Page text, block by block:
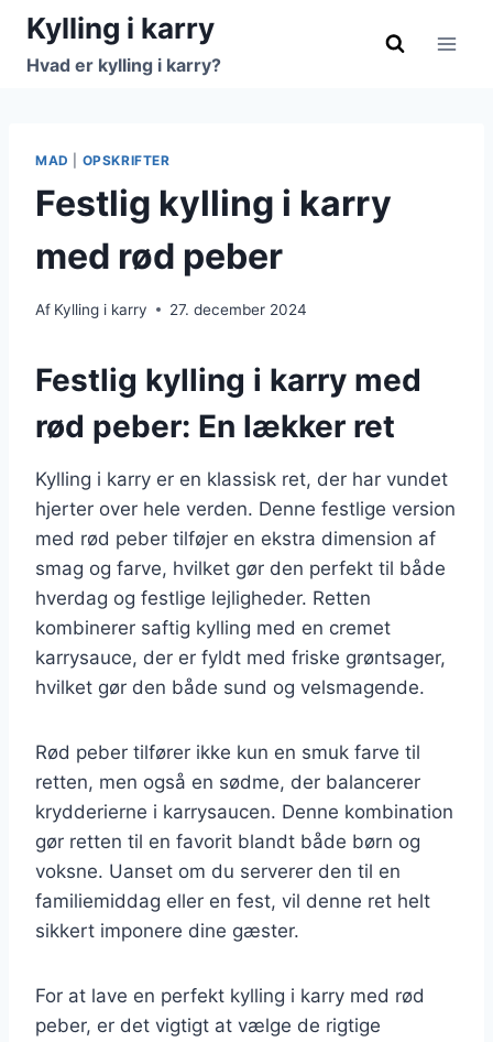
Fortsæt
indhold
Kylling i karry
Hvad er kylling i karry?
MAD OPSKRIFTER
Festlig kylling i karry
med rød peber
Af Kylling i karry 27. december 2024
Festlig kylling i karry med
rød peber: En lækker ret
Kylling i karry er en klassisk ret, der har vundet
hjerter over hele verden. Denne festlige version
med rød peber tilføjer en ekstra dimension af
smag og farve, hvilket gør den perfekt til både
hverdag og festlige lejligheder. Retten
kombinerer saftig kylling med en cremet
karrysauce, der er fyldt med friske grøntsager,
hvilket gør den både sund og velsmagende.
Rød peber tilfører ikke kun en smuk farve til
retten, men også en sødme, der balancerer
krydderierne i karrysaucen. Denne kombination
gør retten til en favorit blandt både børn og
voksne. Uanset om du serverer den til en
familiemiddag eller en fest, vil denne ret helt
sikkert imponere dine gæster.
For at lave en perfekt kylling i karry med rød
peber, er det vigtigt at vælge de rigtige